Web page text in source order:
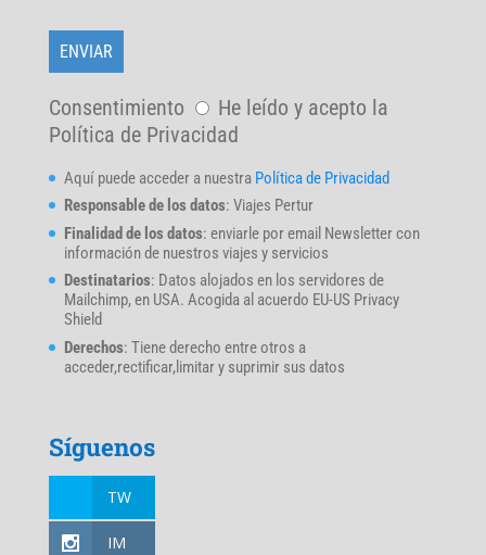
Consentimiento
He leído y acepto la
Política de Privacidad
Aquí puede acceder a nuestra Política de Privacidad
Responsable de los datos: Viajes Pertur
Finalidad de los datos: enviarle por email Newsletter con
información de nuestros viajes y servicios
Destinatarios: Datos alojados en los servidores de
Mailchimp, en USA. Acogida al acuerdo EU-US Privacy
Shield
Derechos: Tiene derecho entre otros a
acceder,rectificar,limitar y suprimir sus datos
Síguenos
TW
IM